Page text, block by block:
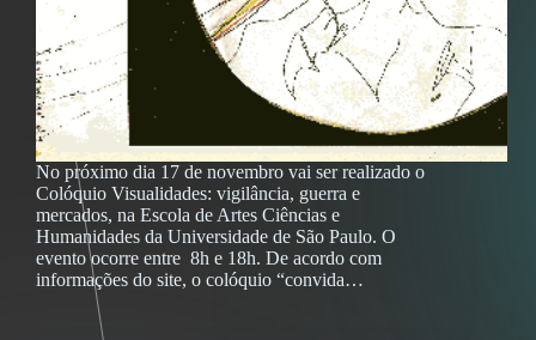
No próximo dia 17 de novembro vai ser realizado o
Colóquio Visualidades: vigilância, guerra e
mercados, na Escola de Artes Ciências e
Humanidades da Universidade de São Paulo. O
evento ocorre entre 8h e 18h. De acordo com
informações do site, o colóquio “convida…